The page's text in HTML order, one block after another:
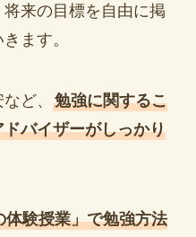
来の目標を自由に掲
ます。
ど、 勉強に関するこ
バイザーがしっかり
体験授業」で勉強方法